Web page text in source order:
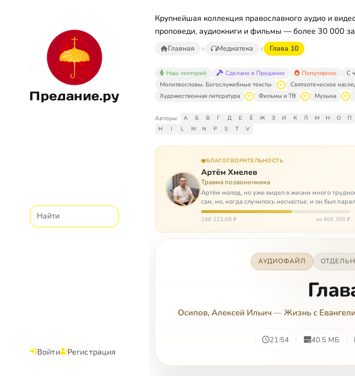
Предание.ру
Войти Регистрация
Крупнейшая коллекция православного аудио и
проповеди, аудиокниги и фильмы — более 30 000
Главная Медиатека Глава 10
Наш лекторий Сделано в Предании Популярное С
Молитвословы. Богослужебные тексты
Святоотеческое
Художественная литература
Фильмы и ТВ Музыка
Авторы: А Б В Г Д Е Ё Ж З И К Л М Н О П
H
I L M N P S T V
БЛАГОТВОРИТЕЛЬНОСТЬ
Артём Хмелев
Травма позвоночника
Артём молод, но уже видел в жизни много
сам, но, когда случилось несчастье, и он был
И кр…
248 223,68 ₽ из 406 350 ₽
АУДИОФАЙЛ
Осипов, Алексей Ильич—Жизнь с
21:54 40.5 МБ